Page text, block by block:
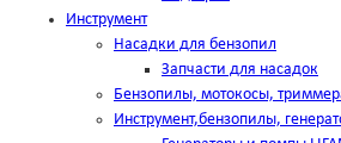
Инструмент
Насадки для бензопил
Запчасти для насадок
Бензопилы, мотокосы,
Инструмент,бензопилы,